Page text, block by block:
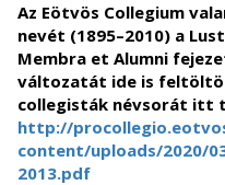
Az Eötvös Collegium
nevét (1895–2010) a
Membra et Alumni
változatát ide is
collegisták névsorát itt
http://
content/uploads/2020/
2013.pdf